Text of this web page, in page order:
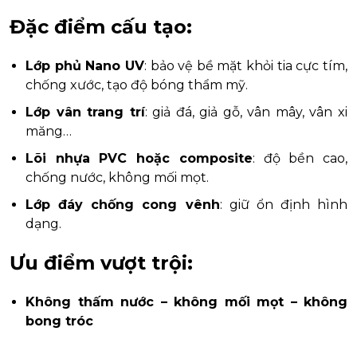
Đặc điểm cấu tạo:
Lớp phủ Nano UV: bảo vệ bề mặt khỏi tia cực tím,
chống xước, tạo độ bóng thẩm mỹ.
Lớp vân trang trí: giả đá, giả gỗ, vân mây, vân xi
măng…
Lõi nhựa PVC hoặc composite: độ bền cao,
chống nước, không mối mọt.
Lớp đáy chống cong vênh: giữ ổn định hình
dạng.
Ưu điểm vượt trội:
Không thấm nước – không mối mọt – không
bong tróc